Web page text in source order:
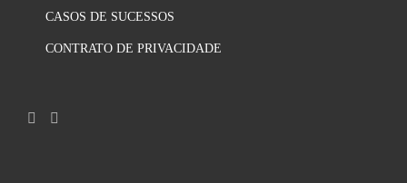
CASOS DE SUCESSOS
CONTRATO DE PRIVACIDADE